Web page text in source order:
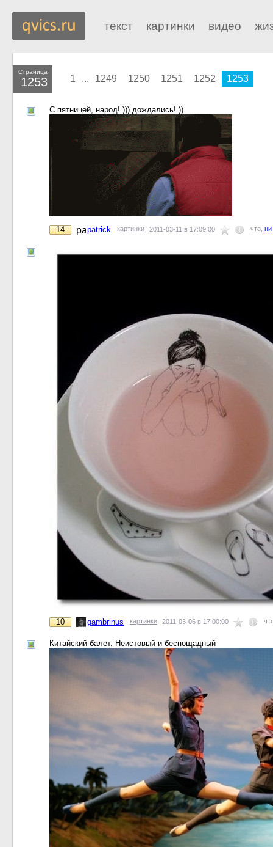
текст картинки видео
Страница
1253 1 ... 1249 1250 1251 1252 1253
С пятницей, народ! ))) дождались! ))
14 patrick картинки 2011-03-11 в 17:09:00 что, ни
10 gambrinus картинки 2011-03-06 в 17:00:00
Китайский балет. Неистовый и беспощадный